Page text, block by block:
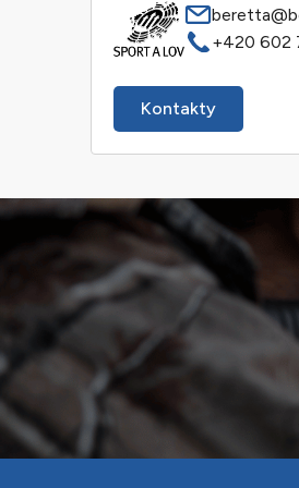
+420 602
Kontakty